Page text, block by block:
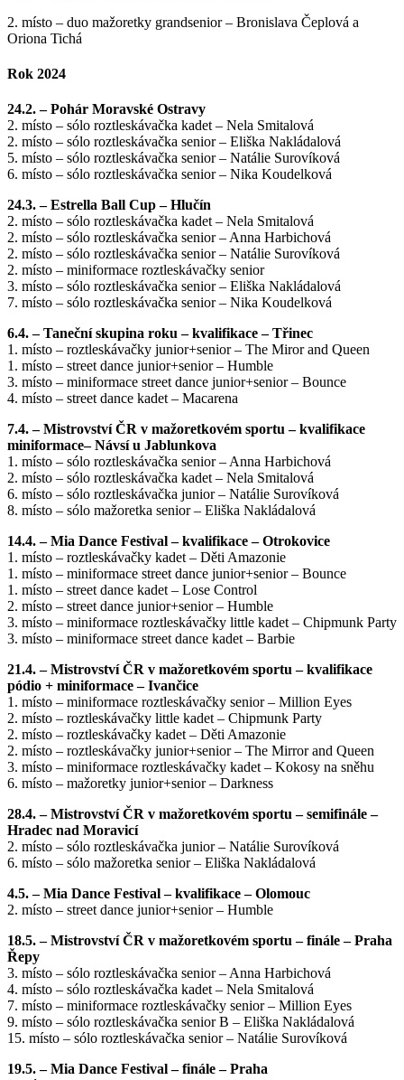
2. místo – duo mažoretky grandsenior – Bronislava Čeplová a
Oriona Tichá
Rok 2024
24.2. – Pohár Moravské Ostravy
2. místo – sólo roztleskávačka kadet – Nela Smitalová
2. místo – sólo roztleskávačka senior – Eliška Nakládalová
5. místo – sólo roztleskávačka senior – Natálie Surovíková
6. místo – sólo roztleskávačka senior – Nika Koudelková
24.3. – Estrella Ball Cup – Hlučín
2. místo – sólo roztleskávačka kadet – Nela Smitalová
2. místo – sólo roztleskávačka senior – Anna Harbichová
2. místo – sólo roztleskávačka senior – Natálie Surovíková
2. místo – miniformace roztleskávačky senior
3. místo – sólo roztleskávačka senior – Eliška Nakládalová
7. místo – sólo roztleskávačka senior – Nika Koudelková
6.4. – Taneční skupina roku – kvalifikace – Třinec
1. místo – roztleskávačky junior+senior – The Miror and Queen
1. místo – street dance junior+senior – Humble
3. místo – miniformace street dance junior+senior – Bounce
4. místo – street dance kadet – Macarena
7.4. – Mistrovství ČR v mažoretkovém sportu – kvalifikace
miniformace– Návsí u Jablunkova
1. místo – sólo roztleskávačka senior – Anna Harbichová
2. místo – sólo roztleskávačka kadet – Nela Smitalová
6. místo – sólo roztleskávačka junior – Natálie Surovíková
8. místo – sólo mažoretka senior – Eliška Nakládalová
14.4. – Mia Dance Festival – kvalifikace – Otrokovice
1. místo – roztleskávačky kadet – Děti Amazonie
1. místo – miniformace street dance junior+senior – Bounce
1. místo – street dance kadet – Lose Control
2. místo – street dance junior+senior – Humble
3. místo – miniformace roztleskávačky little kadet – Chipmunk Party
3. místo – miniformace street dance kadet – Barbie
21.4. – Mistrovství ČR v mažoretkovém sportu – kvalifikace
pódio + miniformace – Ivančice
1. místo – miniformace roztleskávačky senior – Million Eyes
2. místo – roztleskávačky little kadet – Chipmunk Party
2. místo – roztleskávačky kadet – Děti Amazonie
2. místo – roztleskávačky junior+senior – The Mirror and Queen
3. místo – miniformace roztleskávačky kadet – Kokosy na sněhu
6. místo – mažoretky junior+senior – Darkness
28.4. – Mistrovství ČR v mažoretkovém sportu – semifinále –
Hradec nad Moravicí
2. místo – sólo roztleskávačka junior – Natálie Surovíková
6. místo – sólo mažoretka senior – Eliška Nakládalová
4.5. – Mia Dance Festival – kvalifikace – Olomouc
2. místo – street dance junior+senior – Humble
18.5. – Mistrovství ČR v mažoretkovém sportu – finále – Praha
Řepy
3. místo – sólo roztleskávačka senior – Anna Harbichová
4. místo – sólo roztleskávačka kadet – Nela Smitalová
7. místo – miniformace roztleskávačky senior – Million Eyes
9. místo – sólo roztleskávačka senior B – Eliška Nakládalová
15. místo – sólo roztleskávačka senior – Natálie Surovíková
19.5. – Mia Dance Festival – finále – Praha